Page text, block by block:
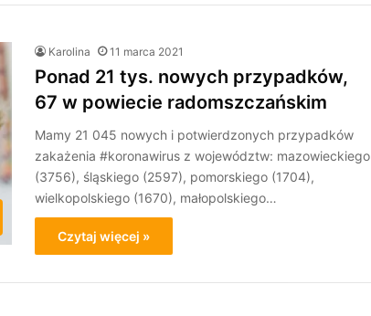
Karolina 11 marca 2021
Ponad 21 tys. nowych przypadków,
67 w powiecie radomszczańskim
Mamy 21 045 nowych i potwierdzonych przypadków
zakażenia #koronawirus z województw: mazowieckiego
(3756), śląskiego (2597), pomorskiego (1704),
wielkopolskiego (1670), małopolskiego…
Czytaj więcej »